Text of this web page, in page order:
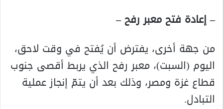
– إعادة فتح معبر رفح –
من جهة أخرى، يفترض أن يُفتح في وقت لاحق،
اليوم (السبت)، معبر رفح الذي يربط أقصى جنوب
قطاع غزة ومصر، وذلك بعد أن يتمّ إنجاز عملية
التبادل.